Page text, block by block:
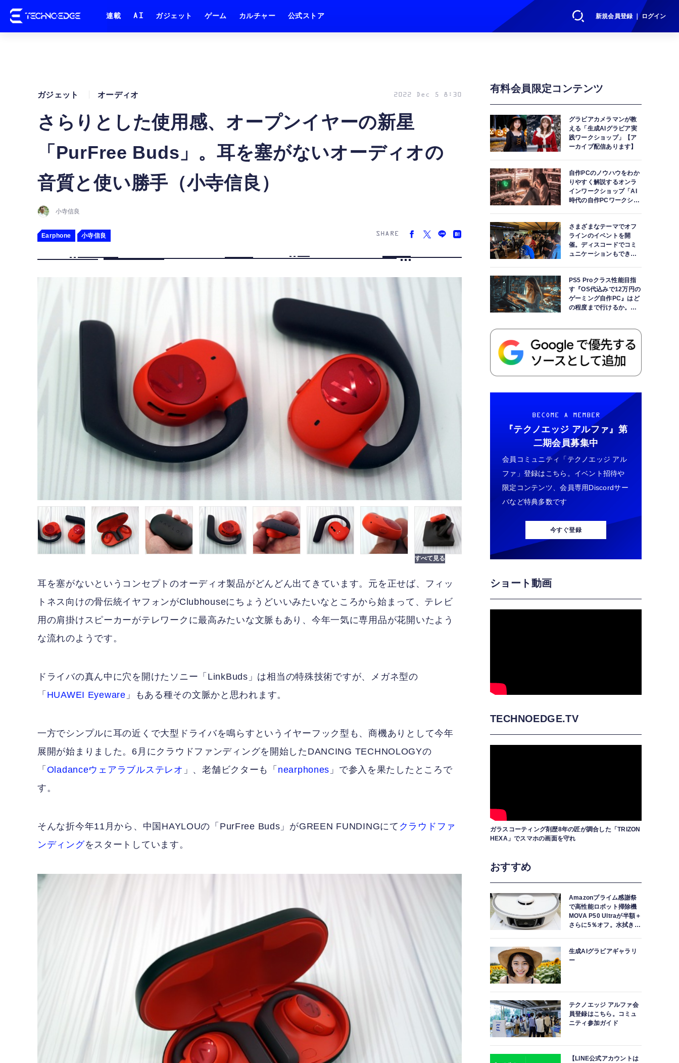
新規会員登録 ｜ ログイン
連載 AI ガジェット ゲーム カルチャー 公式ストア
さらりとした使用感、オープンイヤーの新星
「PurFree Buds」。耳を塞がないオーディオの
音質と使い勝手（小寺信良）
ガジェット オーディオ 2022 Dec 5 8:30
小寺信良
Earphone 小寺信良 SHARE
耳を塞がないというコンセプトのオーディオ製品がどんどん出てきています。元を正せば、フィッ
トネス向けの骨伝統イヤフォンがClubhouseにちょうどいいみたいなところから始まって、テレビ
用の肩掛けスピーカーがテレワークに最高みたいな文脈もあり、今年一気に専用品が花開いたよう
な流れのようです。
ドライバの真ん中に穴を開けたソニー「LinkBuds」は相当の特殊技術ですが、メガネ型の
「 HUAWEI Eyeware 」もある種その文脈かと思われます。
一方でシンプルに耳の近くで大型ドライバを鳴らすというイヤーフック型も、商機ありとして今年
展開が始まりました。6月にクラウドファンディングを開始したDANCING TECHNOLOGYの
「 Oladanceウェアラブルステレオ 」、老舗ビクターも「 nearphones 」で参入を果たしたところで
す。
そんな折今年11月から、中国HAYLOUの「PurFree Buds」がGREEN FUNDINGにて クラウドファ
ンディングをスタートしています。
有料会員限定コンテンツ
グラビアカメラマンが教
える「生成AIグラビア実
践ワークショップ」【ア
ーカイブ配信あります】
自作PCのノウハウをわか
りやすく解説するオンラ
インワークショップ「AI
時代の自作PCワークショ
さまざまなテーマでオフ
ラインのイベントを開
催。ディスコードでコミ
ュニケーションもできま
PS5 Proクラス性能目指
す『OS代込みで12万円の
ゲーミング自作PC』はど
の程度まで行けるか。
BECOME A MEMBER
『テクノエッジ アルファ』 第
二期会員募集中
会員コミュニティ「テクノエッジ アル
ファ」登録はこちら。イベント招待や
限定コンテンツ、会員専用Discordサー
バなど特典多数です
今すぐ登録
ショート動画
TECHNOEDGE.TV
ガラスコーティング剤歴8年の匠が調合した「TRIZON
HEXA」でスマホの画面を守れ
おすすめ
Amazonプライム感謝祭
で高性能ロボット掃除機
MOVA P50 Ultraが半額＋
さらに5％オフ。水拭きモ
生成AIグラビアギャラリ
ー
テクノエッジ アルファ会
員登録はこちら。コミュ
ニティ参加ガイド
【LINE公式アカウントは